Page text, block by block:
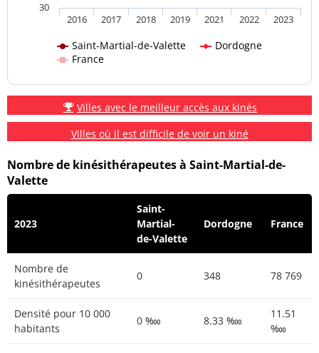
Saint-Martial-de-Valette
Dordogne
France
2016 2017 2018 2019 2021 2022 2023
30
Villes avec le meilleur accès aux kinés
Villes où il est difficile de voir un kiné
Nombre de kinésithérapeutes à Saint-Martial-de-
Valette
2023
Saint-
Martial-
de-Valette
Dordogne France
Nombre de
kinésithérapeutes
0 348 78 769
Densité pour 10 000
habitants
0 ‱ 8.33 ‱
11.51
‱